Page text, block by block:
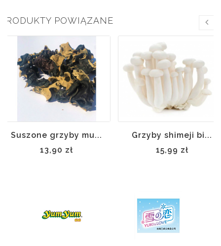
PRODUKTY POWIĄZANE
Suszone grzyby mu...
13,90 zł
Grzyby shimeji bi...
15,99 zł